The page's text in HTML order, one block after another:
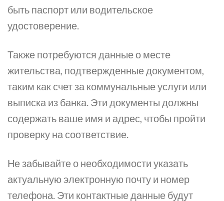
быть паспорт или водительское
удостоверение.
Также потребуются данные о месте
жительства, подтвержденные документом,
таким как счет за коммунальные услуги или
выписка из банка. Эти документы должны
содержать ваше имя и адрес, чтобы пройти
проверку на соответствие.
Не забывайте о необходимости указать
актуальную электронную почту и номер
телефона. Эти контактные данные будут